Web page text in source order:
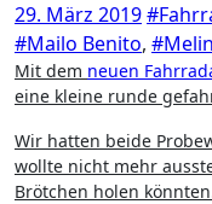
29. März 2019
#Mailo Benito,
Mit dem neuen
eine kleine runde
Wir hatten beide
wollte nicht mehr
Brötchen holen